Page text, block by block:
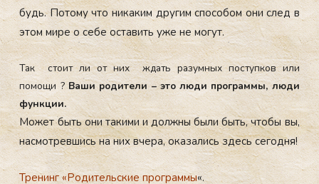
будь. По­тому что ни­каким дру­гим спо­собом они след в
этом ми­ре о се­бе ос­та­вить уже не мо­гут.
Так стоит ли от них ждать разумных поступков или
помощи ?Ваши родители – это люди программы, люди
функции.
Мо­жет быть они та­кими и дол­жны бы­ли быть, что­бы вы,
нас­мотрев­шись на них вче­ра, ока­зались здесь се­год­ня!
Тре­нинг «Ро­дитель­ские прог­раммы«.